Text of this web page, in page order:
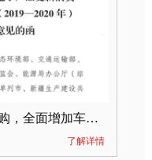
重磅！发改委拟放开汽车限购，全面增加车牌指标
了解详情